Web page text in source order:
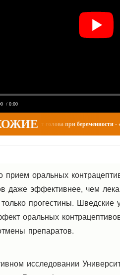
/ 0:00
Болит голова при беременности -
прием оральных
даже эффективнее, чем
прогестины. Шведские
оральных
препаратов.
исследовании